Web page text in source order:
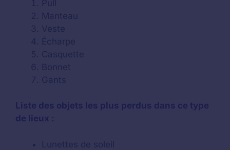
Pull
Manteau
Veste
Écharpe
Casquette
Bonnet
Gants
Liste des objets les plus perdus dans ce type
de lieux :
Lunettes de soleil